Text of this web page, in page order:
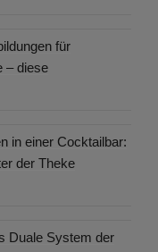
für
– diese
in einer Cocktailbar:
der Theke
Duale System der